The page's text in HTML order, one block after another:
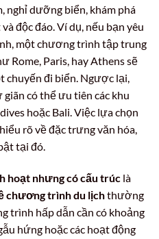
nghỉ dưỡng biển, khám phá
độc đáo. Ví dụ, nếu bạn yêu
một chương trình tập trung
Rome, Paris, hay Athens sẽ
chuyến đi biển. Ngược lại,
có thể ưu tiên các khu
hoặc Bali. Việc lựa chọn
rõ về đặc trưng văn hóa,
tại đó.
hoạt nhưng có cấu trúc là
chương trình du lịchthường
trình hấp dẫn cần có khoảng
hứng hoặc các hoạt động